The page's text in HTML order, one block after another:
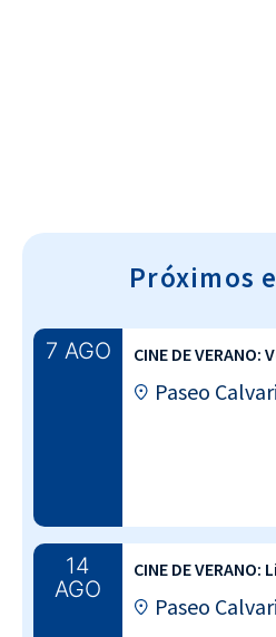
Próximos
7 AGO CINE DE
Paseo
14
AGO
CINE DE
Paseo